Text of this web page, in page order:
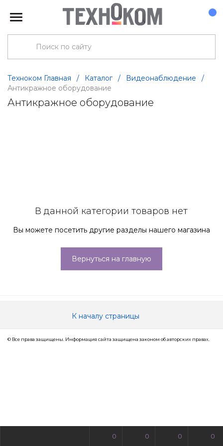
0 0 0 0
Техноком Главная / Каталог / Видеонаблюдение
/
Антикражное оборудование
Антикражное оборудование
В данной категории товаров нет
Вы можете посетить другие разделы нашего магазина
Вернуться на главную
К началу страницы
© Все права защищены. Информация сайта защищена законом об авторских правах.